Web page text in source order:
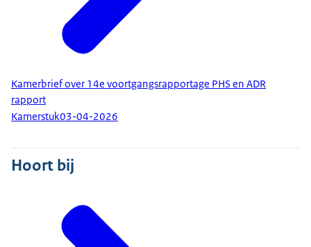
Kamerbrief over 14e voortgangsrapportage PHS en ADR
rapport
Kamerstuk03-04-2026
Hoort bij